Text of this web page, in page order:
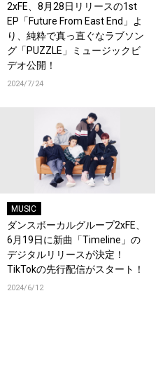
2xFE、8月28日リリースの1st
EP「Future From East End」よ
り、純粋で真っ直ぐなラブソン
グ「PUZZLE」ミュージックビ
デオ公開！
2024/7/24
MUSIC
ダンスボーカルグループ2xFE、
6月19日に新曲「Timeline」の
デジタルリリースが決定！
TikTokの先行配信がスタート！
2024/6/12